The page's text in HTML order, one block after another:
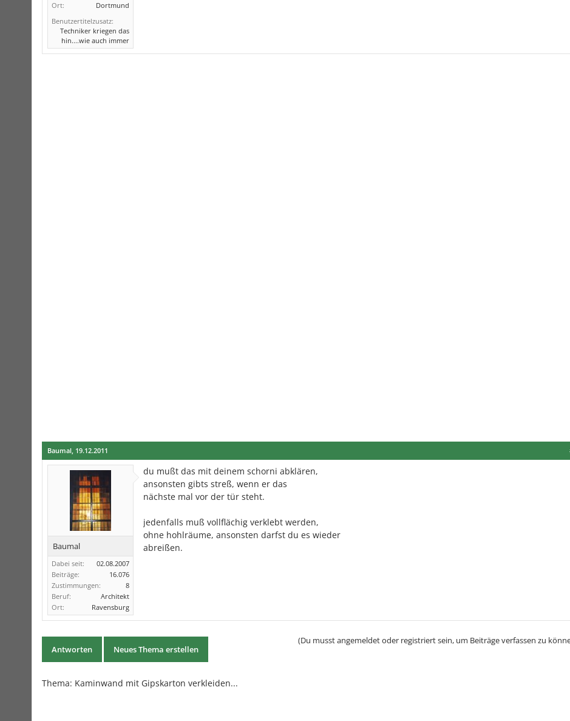
Ort:
Dortmund
Benutzertitelzusatz:
Techniker kriegen das
hin....wie auch immer
Baumal, 19.12.2011
Baumal
Dabei seit:
02.08.2007
Beiträge:
16.076
Zustimmungen:
8
Beruf:
Architekt
Ort:
Ravensburg
du mußt das mit deinem schorni abklären,
ansonsten gibts streß, wenn er das
nächste mal vor der tür steht.
jedenfalls muß vollflächig verklebt werden,
ohne hohlräume, ansonsten darfst du es wieder
abreißen.
Antworten Neues Thema erstellen
(Du musst angemeldet oder registriert sein, um Beiträge verfassen zu
Thema: Kaminwand mit Gipskarton verkleiden...